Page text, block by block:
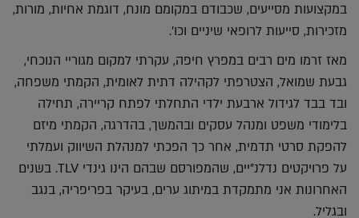
במקצועות מסייעים, שכבודם במקומם מונח, דוגמת אחיות, מורות,
מזכירות, סייעות לרופאי שיניים וכו'.
מאז זרמו מים רבים במפרץ חיפה, עקרתי למקום מגוריי הנוכחי,
גבעת שמואל, הצטרפתי לקהילה דתית לאומית, הקמתי משפחה,
ובד בבד לגידול ארבעת ילדי התחלתי לפתח קריירה, תחילה
בלימודי משפט ומנהל עסקים ובהמשך, בהדרגה, הקמתי מיזם
להפקת סרטי תדמית, אחר כך הפכתי למנהלת השיווק ועמלתי
על פרויקטים נדלנ"יים, שהמפורסם שבהם הינו גינדי TLV. בשנים
האחרונות אני מתמקדת במיתוג ערים, בעיקר בפריפריה, בנגב
ובגליל.